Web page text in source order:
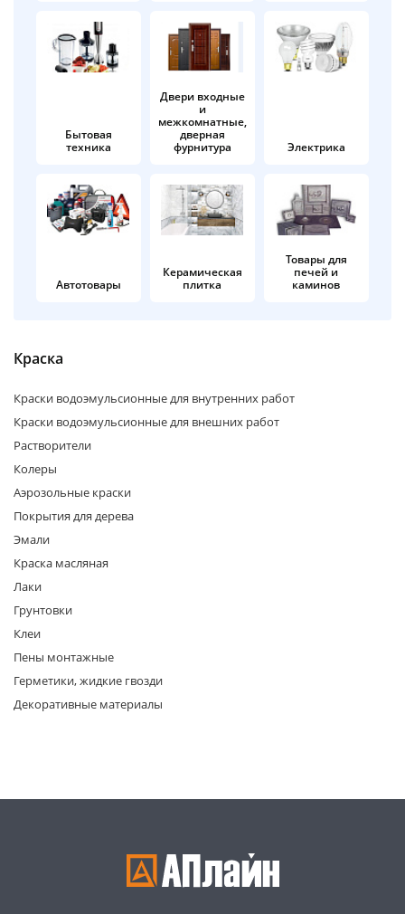
Бытовая
техника
Двери входные
и
межкомнатные,
дверная
фурнитура
Электрика
Автотовары
Керамическая
плитка
Товары для
печей и
каминов
Краска
Краски водоэмульсионные для внутренних работ
Краски водоэмульсионные для внешних работ
Растворители
Колеры
Аэрозольные краски
Покрытия для дерева
Эмали
Краска масляная
Лаки
Грунтовки
Клеи
Пены монтажные
Герметики, жидкие гвозди
Декоративные материалы
об оплате Плайтом
раз в 2
недели
Остались вопросы?
8 800 302-02-51
plait.ru